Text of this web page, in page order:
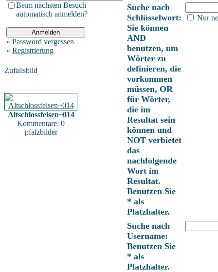
Beim nächsten Besuch
automatisch anmelden?
» Password vergessen
» Registrierung
Zufallsbild
Altschlossfelsen~014
Kommentare: 0
pfalzbilder
Suche nach
Schlüsselwort:
Sie können
AND
benutzen, um
Wörter zu
definieren, die
vorkommen
müssen, OR
für Wörter,
die im
Resultat sein
können und
NOT verbietet
das
nachfolgende
Wort im
Resultat.
Benutzen Sie
* als
Platzhalter.
Nur
Suche nach
Username:
Benutzen Sie
* als
Platzhalter.